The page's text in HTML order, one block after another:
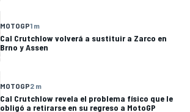
MOTOGP1 m
Cal Crutchlow volverá a sustituir a Zarco en
Brno y Assen
MOTOGP2 m
Cal Crutchlow revela el problema físico que le
obligó a retirarse en su regreso a MotoGP